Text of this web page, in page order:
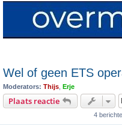
Wel of geen ETS
Moderators: Thijs Erje
Plaats reactie
4